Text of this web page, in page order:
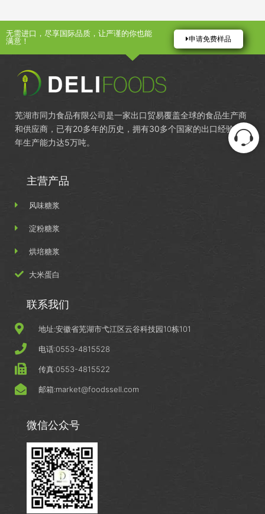
无需进口，尽享国际品质，让严谨的你也能
满意！
申请免费样品
芜湖市同力食品有限公司是一家出口贸易覆盖全球的食品生产商
和供应商，已有20多年的历史，拥有30多个国家的出口经验，
年生产能力达5万吨。
主营产品
风味糖浆
淀粉糖浆
烘培糖浆
大米蛋白
联系我们
地址:安徽省芜湖市弋江区云谷科技园10栋101
电话:0553-4815528
传真:0553-4815522
邮箱:market@foodssell.com
微信公众号